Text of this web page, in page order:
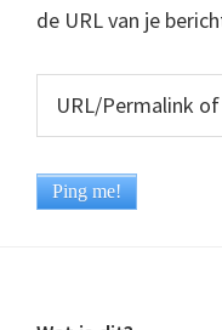
de URL van je